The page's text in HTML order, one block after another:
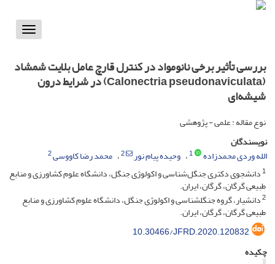
Toggle
بررسی تأثیر برخی نانو‌مواد در کنترل قارچ عامل بلایت شمشاد
(Calonectria pseudonaviculata) در شرایط درون
شیشه‌ای‌
نوع مقاله : علمی - پژوهشی
نویسندگان
الله وردی محمدزاده
1 وحیده پیام نور 2 محمد رضا کاووسی2
1دانشجوی دکتری جنگل‌شناسی و اکولوژی جنگل، دانشگاه علوم کشاورزی و منابع
طبیعی گرگان، گرگان، ایران.
2دانشیار، گروه جنگلشناسی و اکولوژی جنگل، دانشگاه علوم کشاورزی و منابع
طبیعی گرگان، گرگان، ایران.
10.30466/JFRD.2020.120832
چکیده